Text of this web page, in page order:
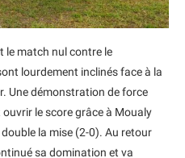
le match nul contre le
lourdement inclinés face à la
Une démonstration de force
le score grâce à Moualy
la mise (2-0). Au retour
sa domination et va